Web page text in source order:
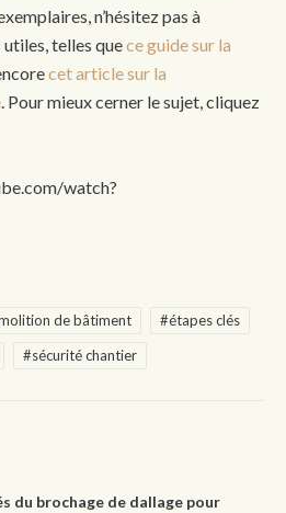
n’hésitez pas à
telles quece guide sur la
cet article sur la
. Pour mieux cerner le sujet, cliquez
watch?
de bâtiment
#étapes clés
#sécurité chantier
du brochage de dallage pour